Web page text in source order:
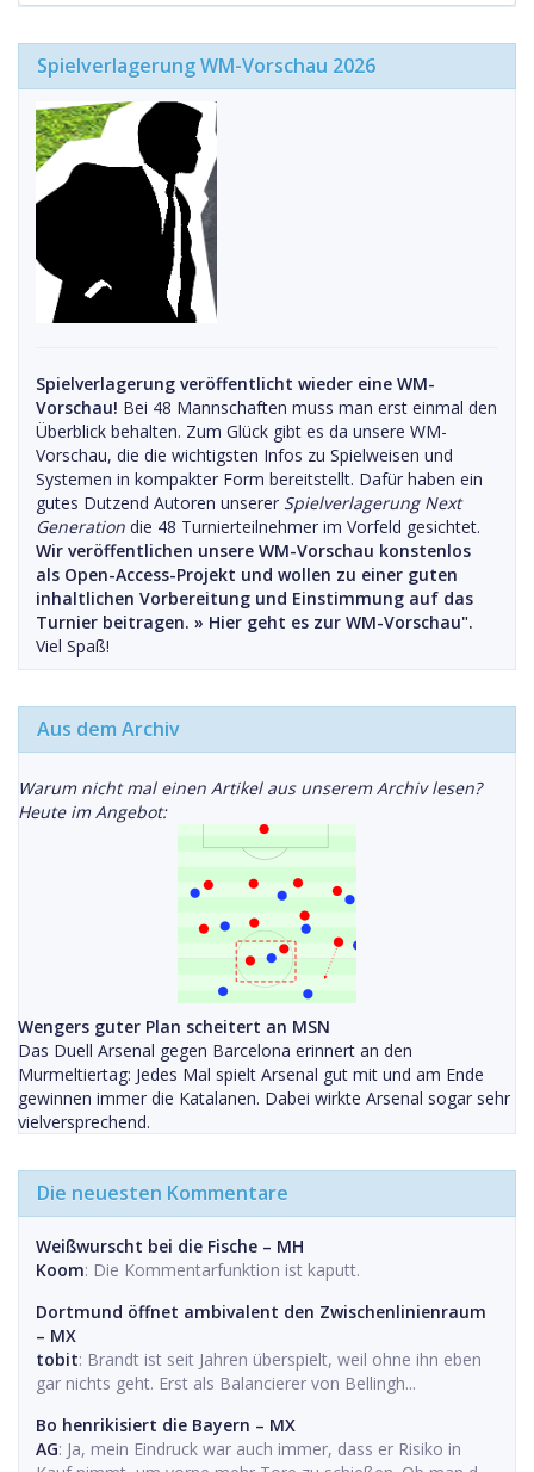
Spielverlagerung WM-Vorschau 2026
Spielverlagerung veröffentlicht wieder eine WM-
Vorschau! Bei 48 Mannschaften muss man erst einmal den
Überblick behalten. Zum Glück gibt es da unsere WM-
Vorschau, die die wichtigsten Infos zu Spielweisen und
Systemen in kompakter Form bereitstellt. Dafür haben ein
gutes Dutzend Autoren unserer Spielverlagerung Next
Generation die 48 Turnierteilnehmer im Vorfeld gesichtet.
Wir veröffentlichen unsere WM-Vorschau konstenlos
als Open-Access-Projekt und wollen zu einer guten
inhaltlichen Vorbereitung und Einstimmung auf das
Turnier beitragen. » Hier geht es zur WM-Vorschau".
Viel Spaß!
Aus dem Archiv
Warum nicht mal einen Artikel aus unserem Archiv lesen?
Heute im Angebot:
Wengers guter Plan scheitert an MSN
Das Duell Arsenal gegen Barcelona erinnert an den
Murmeltiertag: Jedes Mal spielt Arsenal gut mit und am Ende
gewinnen immer die Katalanen. Dabei wirkte Arsenal sogar sehr
vielversprechend.
Die neuesten Kommentare
Weißwurscht bei die Fische – MH
Koom: Die Kommentarfunktion ist kaputt.
Dortmund öffnet ambivalent den Zwischenlinienraum
– MX
tobit: Brandt ist seit Jahren überspielt, weil ohne ihn eben
gar nichts geht. Erst als Balancierer von Bellingh...
Bo henrikisiert die Bayern – MX
AG: Ja, mein Eindruck war auch immer, dass er Risiko in